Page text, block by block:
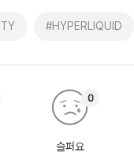
#HYPERLIQUID
슬퍼요
0